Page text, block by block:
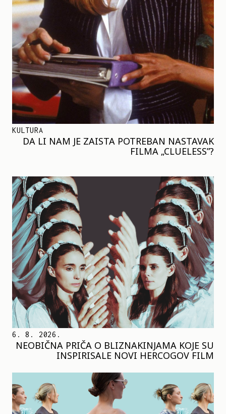
KULTURA
DA LI NAM JE ZAISTA POTREBAN NASTAVAK
FILMA „CLUELESS”?
6. 8. 2026.
NEOBIČNA PRIČA O BLIZNAKINJAMA KOJE SU
INSPIRISALE NOVI HERCOGOV FILM